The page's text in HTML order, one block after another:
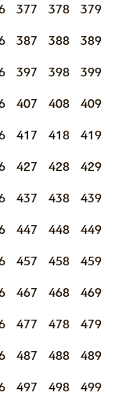
377 378 379
387 388 389
397 398 399
407 408 409
417 418 419
427 428 429
437 438 439
447 448 449
457 458 459
467 468 469
477 478 479
487 488 489
497 498 499